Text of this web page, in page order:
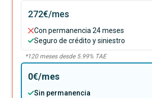
272€/mes
Con permanencia 24 meses
Seguro de crédito y siniestro
*120meses desde 5.99% TAE
0€/mes
Sin permanencia